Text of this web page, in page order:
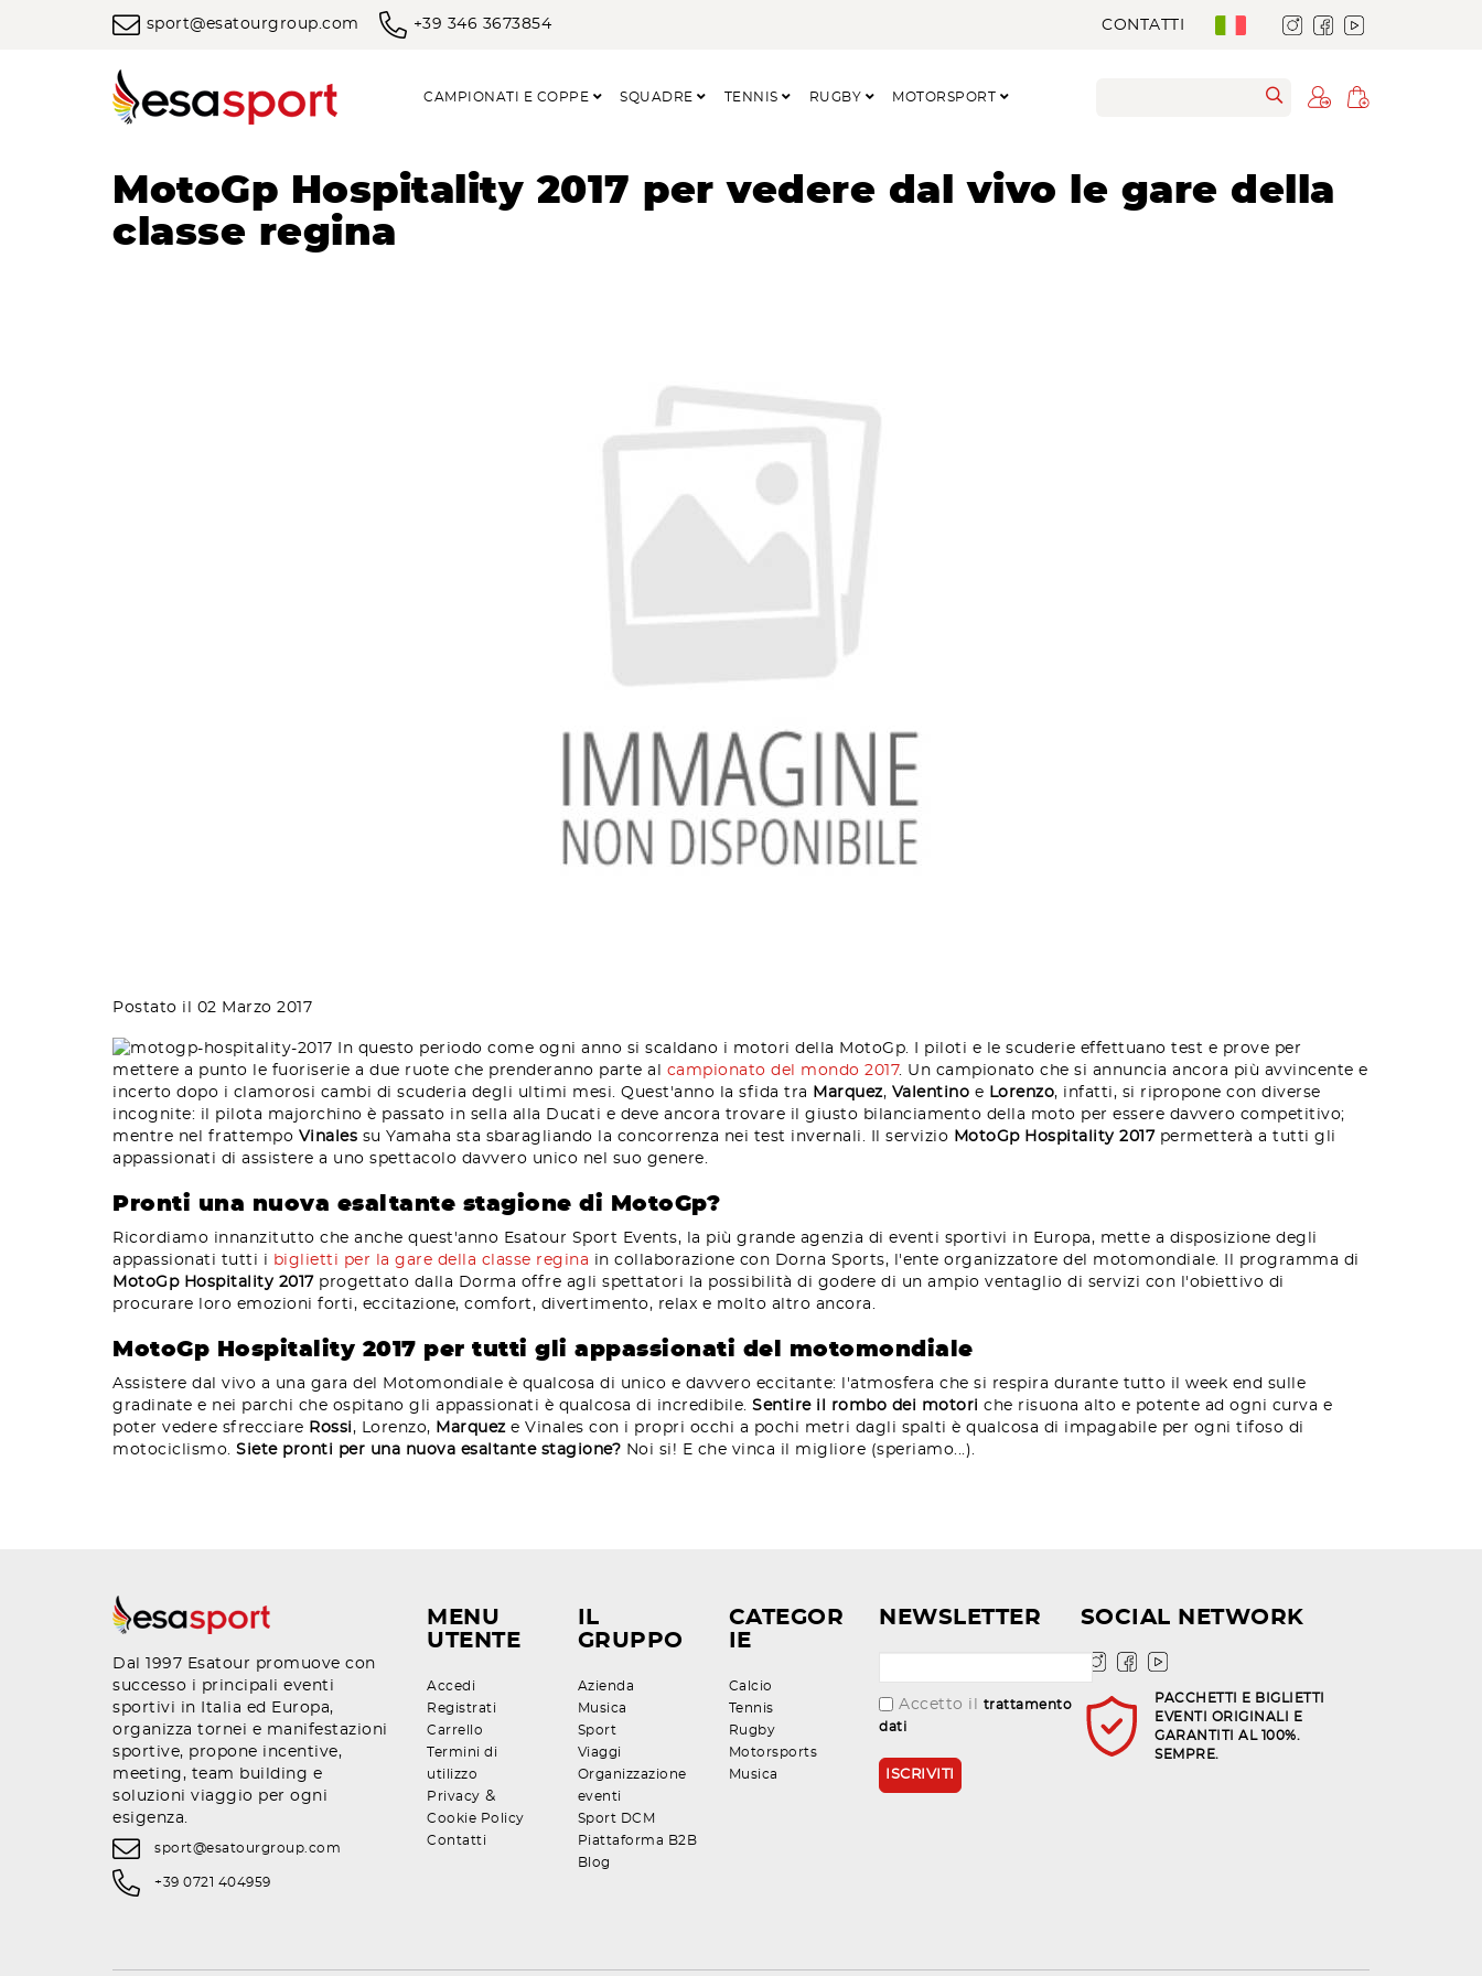
sport@esatourgroup.com +39 346 3673854 CONTATTI
CAMPIONATI E COPPE SQUADRE TENNIS RUGBY MOTORSPORT
MotoGp Hospitality 2017 per vedere dal vivo le gare della
classe regina
Postato il 02 Marzo 2017
In questo periodo come ogni anno si scaldano i motori della MotoGp. I piloti e le scuderie effettuano test e prove per
mettere a punto le fuoriserie a due ruote che prenderanno parte al campionato del mondo 2017. Un campionato che si annuncia ancora più avvincente e
incerto dopo i clamorosi cambi di scuderia degli ultimi mesi. Quest'anno la sfida tra
Marquez, Valentino e Lorenzo, infatti, si ripropone con diverse
incognite: il pilota majorchino è passato in sella alla Ducati e deve ancora trovare il giusto bilanciamento della moto per essere davvero competitivo;
mentre nel frattempo Vinales su Yamaha sta sbaragliando la concorrenza nei test invernali. Il servizio MotoGp Hospitality 2017 permetterà a tutti gli
appassionati di assistere a uno spettacolo davvero unico nel suo genere.
Pronti una nuova esaltante stagione di MotoGp?
Ricordiamo innanzitutto che anche quest'anno Esatour Sport Events, la più grande agenzia di eventi sportivi in Europa, mette a disposizione degli
appassionati tutti i biglietti per la gare della classe regina in collaborazione con Dorna Sports, l'ente organizzatore del motomondiale. Il programma di
MotoGp Hospitality 2017 progettato dalla Dorma offre agli spettatori la possibilità di godere di un ampio ventaglio di servizi con l'obiettivo di
procurare loro emozioni forti, eccitazione, comfort, divertimento, relax e molto altro ancora.
MotoGp Hospitality 2017 per tutti gli appassionati del motomondiale
Assistere dal vivo a una gara del Motomondiale è qualcosa di unico e davvero eccitante: l'atmosfera che si respira durante tutto il week end sulle
gradinate e nei parchi che ospitano gli appassionati è qualcosa di incredibile. Sentire il rombo dei motori che risuona alto e potente ad ogni curva e
poter vedere sfrecciare Rossi, Lorenzo, Marqueze Vinales con i propri occhi a pochi metri dagli spalti è qualcosa di impagabile per ogni tifoso di
motociclismo. Siete pronti per una nuova esaltante stagione? Noi si! E che vinca il migliore (speriamo...).
Dal 1997 Esatour promuove con
successo i principali eventi
sportivi in Italia ed Europa,
organizza tornei e manifestazioni
sportive, propone incentive,
meeting, team building e
soluzioni viaggio per ogni
esigenza.
sport@esatourgroup.com
+39 0721 404959
MENU
UTENTE
Accedi
Registrati
Carrello
Termini di
utilizzo
Privacy &
Cookie Policy
Contatti
IL
GRUPPO
Azienda
Musica
Sport
Viaggi
Organizzazione
eventi
Sport DCM
Piattaforma B2B
Blog
CATEGOR
IE
Calcio
Tennis
Rugby
Motorsports
Musica
NEWSLETTER
Accetto il trattamento
dati
SOCIAL NETWORK
PACCHETTI E BIGLIETTI
EVENTI ORIGINALI E
GARANTITI AL 100%.
SEMPRE.